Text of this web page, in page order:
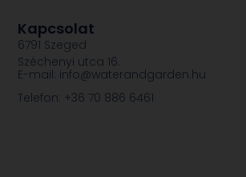
Kapcsolat
6791 Szeged
Széchenyi utca 16.
E-mail: info@waterandgarden.hu
Telefon: +36 70 886 6461